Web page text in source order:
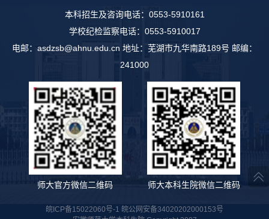
本科招生及咨询电话：0553-5910161
学校纪检监察电话：0553-5910017
电邮：asdzsb@ahnu.edu.cn 地址：芜湖市九华南路189号 邮编：
241000
师大官方微信二维码 师大本科生院微信二维码
皖ICP备15022060号-1 皖公网安备34020202000153号